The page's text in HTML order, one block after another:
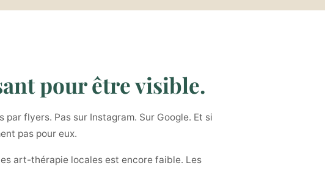
pour être visible.
flyers. Pas sur Instagram. Sur Google. Et si
pas pour eux.
art-thérapie locales est encore faible. Les